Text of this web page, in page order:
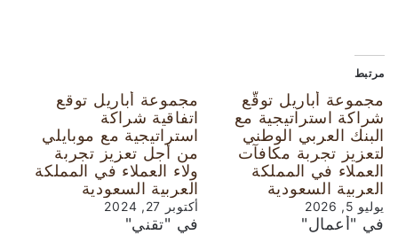
مرتبط
مجموعة أباريل توقّع
شراكة استراتيجية مع
البنك العربي الوطني
لتعزيز تجربة مكافآت
العملاء في المملكة
العربية السعودية
يوليو 5, 2026
في "أعمال"
مجموعة أباريل توقع
اتفاقية شراكة
استراتيجية مع موبايلي
من أجل تعزيز تجربة
ولاء العملاء في المملكة
العربية السعودية
أكتوبر 27, 2024
في "تقني"